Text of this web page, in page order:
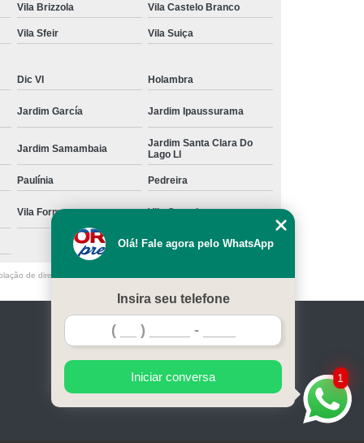
etiqueta adesiva branca Valinhos
etiqueta auto adesiva branca Jardim São Fransciso
loja de etiqueta branca pequena Vila Suiça
quanto custa etiqueta branca redonda Jardim
loja de etiqueta branca a4 Holambra
quanto custa etiqueta branca para imprimir Sorocaba
loja de etiqueta adesiva branca Cabreúva
loja de etiqueta branca adesiva Vila Castelo Branco
etiqueta branca adesiva Comercial Vitória Martini
Vila Brizzola Vila Castelo Branco
Vila Sfeir Vila Suiça
Dic VI Holambra
Jardim García Jardim Ipaussurama
Jardim Samambaia
Jardim Santa Clara Do
Lago Ll
Paulínia Pedreira
Vila Formosa Vila Georgina
de direito autoral – artigo 184 do Código Penal –
Serviços Contato Mapa do site
1
Olá! Fale agora pelo WhatsApp
Insira seu telefone
Iniciar conversa